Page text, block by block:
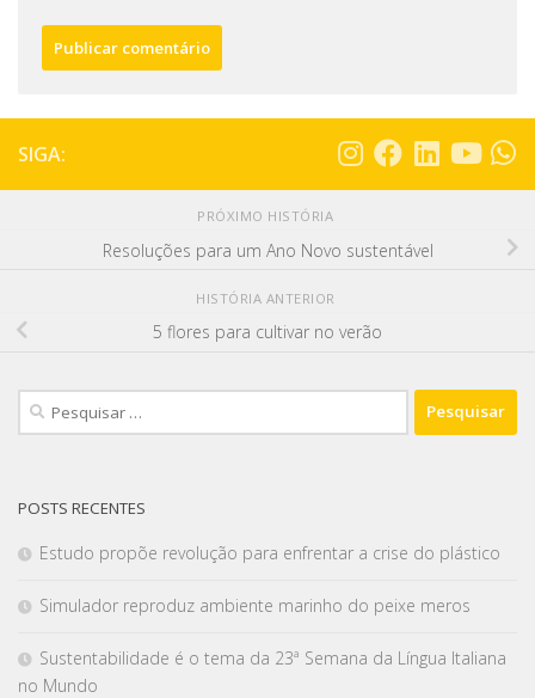
SIGA:
PRÓXIMO HISTÓRIA
Resoluções para um Ano Novo sustentável
HISTÓRIA ANTERIOR
5 flores para cultivar no verão
POSTS RECENTES
Estudo propõe revolução para enfrentar a crise do plástico
Simulador reproduz ambiente marinho do peixe meros
Sustentabilidade é o tema da 23ª Semana da Língua Italiana
no Mundo